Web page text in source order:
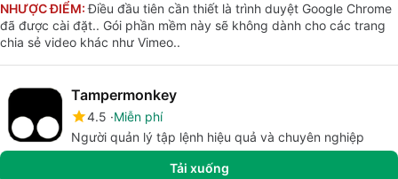
NHƯỢC ĐIỂM:Điều đầu tiên cần thiết là trình duyệt Google Chrome
đã được cài đặt.. Gói phần mềm này sẽ không dành cho các trang
chia sẻ video khác như Vimeo..
Tampermonkey
4.5 Miễn phí
Người quản lý tập lệnh hiệu quả và chuyên nghiệp
Tải xuống